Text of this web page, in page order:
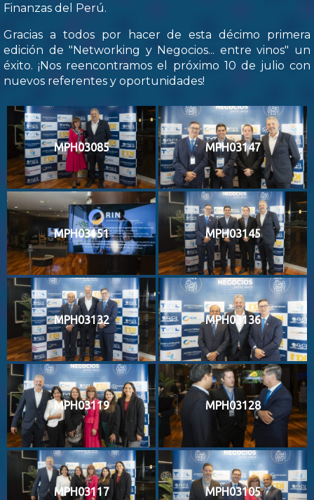
Finanzas del Perú.
Gracias a todos por hacer de esta décimo primera
edición de "Networking y Negocios... entre vinos" un
éxito. ¡Nos reencontramos el próximo 10 de julio con
nuevos referentes y oportunidades!
MPH03085 MPH03147
MPH03151 MPH03145
MPH03132 MPH03136
MPH03119 MPH03128
MPH03117 MPH03105